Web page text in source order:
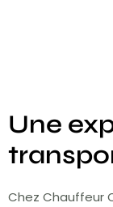
Une
Chez Chauffeur